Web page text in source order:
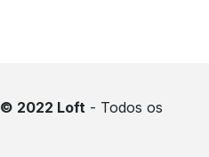
© 2022 Loft - Todos os